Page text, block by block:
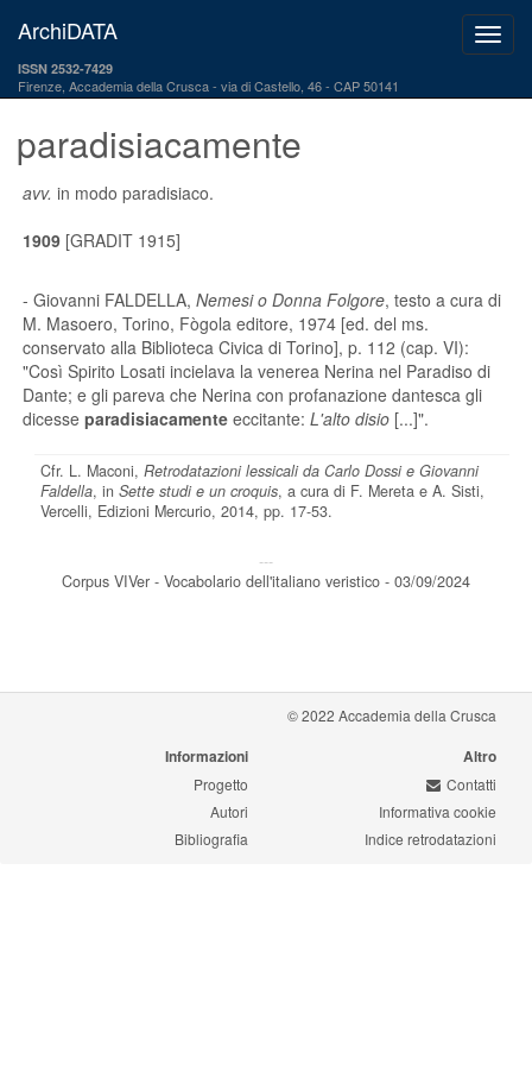
ArchiDATA
ISSN 2532-7429
Firenze, Accademia della Crusca via di Castello, 46 - CAP 50141
paradisiacamente
avv. in modo paradisiaco.
1909[GRADIT 1915]
- Giovanni FALDELLA, Nemesi o Donna Folgore, testo a cura di
M. Masoero, Torino, Fògola editore, 1974 [ed. del ms.
conservato alla Biblioteca Civica di Torino], p. 112 (cap. VI):
"Così Spirito Losati incielava la venerea Nerina nel Paradiso di
Dante; e gli pareva che Nerina con profanazione dantesca gli
dicesse paradisiacamenteeccitante: L'alto disio[...]".
Cfr. L. Maconi, Retrodatazioni lessicali da Carlo Dossi e Giovanni
Faldella, in Sette studi e un croquis, a cura di F. Mereta e A. Sisti,
Vercelli, Edizioni Mercurio, 2014, pp. 17-53.
---
Corpus VIVer - Vocabolario dell'italiano veristico - 03/09/2024
© 2022 Accademia della Crusca
Informazioni
Progetto
Autori
Bibliografia
Altro
Contatti
Informativa cookie
Indice retrodatazioni